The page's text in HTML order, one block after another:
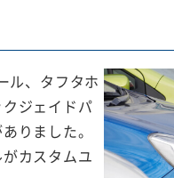
ル、タフタホ
ジェイドパ
りました。
カスタムユ